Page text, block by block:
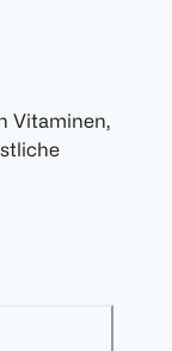
Vitaminen,